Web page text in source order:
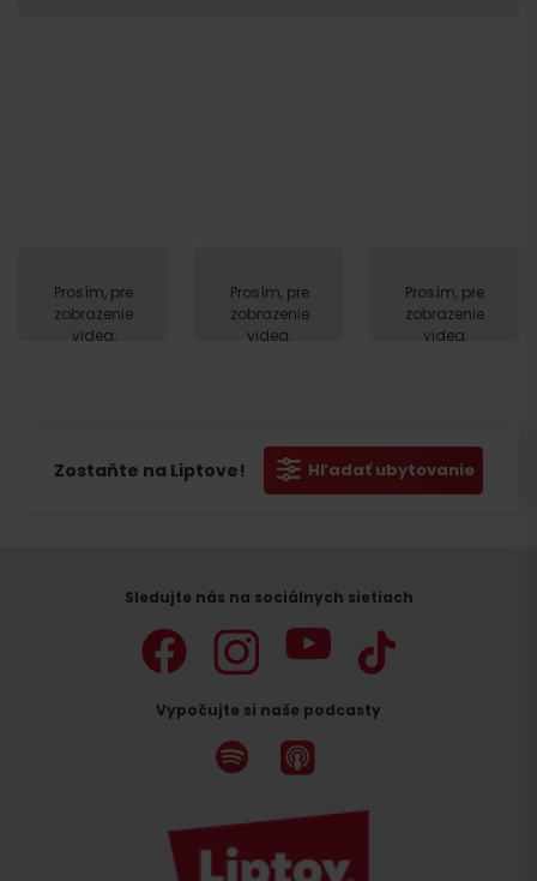
Prosím, pre
zobrazenie
videa,
Prosím, pre
zobrazenie
videa,
Prosím, pre
zobrazenie
videa,
Zostaňte na Liptove! Hľadať ubytovanie
Sledujte nás na sociálnych sietiach
Vypočujte si naše podcasty